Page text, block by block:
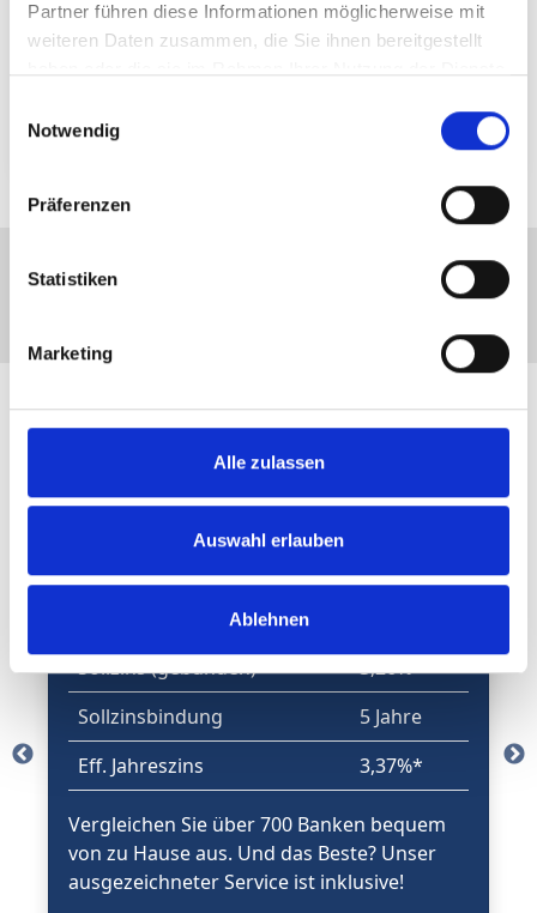
Partner führen diese Informationen möglicherweise mit
weiteren Daten zusammen, die Sie ihnen bereitgestellt
Notwendig
Präferenzen
Statistiken
Marketing
Alle zulassen
Auswahl erlauben
Ablehnen
Umbau/Modernis. Kapitalbeschaffung
Sichere & verschlüsselte Datenübertragung
Hinweis zur Echtheit von Bewertungen
Die hier veröffentlichten Bewertungen stammen von Personen, die unsere Dienstleistungen
auf Portalen von Dritten bewertet haben. Eine Prüfung der Echtheit kann derzeit nicht sicher
Top-Konditionen
ab3,26%*
Sollzins (gebunden)
3,26%*
Sollzinsbindung
5 Jahre
Eff. Jahreszins
3,37%*
Vergleichen Sie über 700 Banken bequem
von zu Hause aus. Und das Beste? Unser
ausgezeichneter Service ist inklusive!